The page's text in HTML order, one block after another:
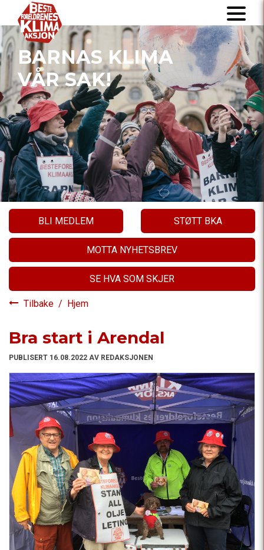
BARNAS KLIMA
VÅR SAK!
BLI MEDLEM STØTT BKA
MOTTA NYHETSBREV
SE HVA SOM SKJER
Tilbake / Hjem
Bra start i Arendal
PUBLISERT 16.08.2022 AV REDAKSJONEN